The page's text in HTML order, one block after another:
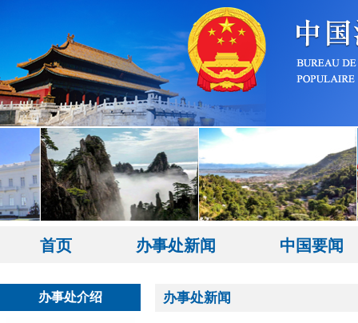
首页 办事处新闻 中国要闻
办事处介绍 办事处新闻